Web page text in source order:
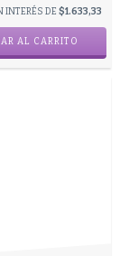
INTERÉS DE $1.633,33